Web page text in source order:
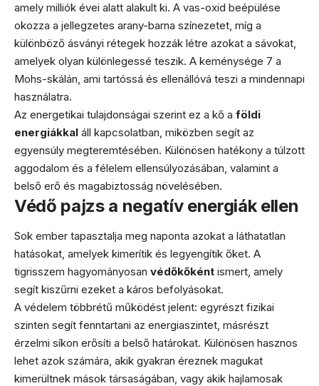
amely milliók évei alatt alakult ki. A vas-oxid beépülése
okozza a jellegzetes arany-barna színezetet, míg a
különböző ásványi rétegek hozzák létre azokat a sávokat,
amelyek olyan különlegessé teszik. A keménysége 7 a
Mohs-skálán, ami tartóssá és ellenállóvá teszi a mindennapi
használatra.
Az energetikai tulajdonságai szerint ez a kő a földi
energiákkal áll kapcsolatban, miközben segít az
egyensúly megteremtésében. Különösen hatékony a túlzott
aggodalom és a félelem ellensúlyozásában, valamint a
belső erő és magabiztosság növelésében.
Védő pajzs a negatív energiák ellen
Sok ember tapasztalja meg naponta azokat a láthatatlan
hatásokat, amelyek kimerítik és legyengítik őket. A
tigrisszem hagyományosan védőkőként ismert, amely
segít kiszűrni ezeket a káros befolyásokat.
A védelem többrétű működést jelent: egyrészt fizikai
szinten segít fenntartani az energiaszintet, másrészt
érzelmi síkon erősíti a belső határokat. Különösen hasznos
lehet azok számára, akik gyakran éreznek magukat
kimerültnek mások társaságában, vagy akik hajlamosak